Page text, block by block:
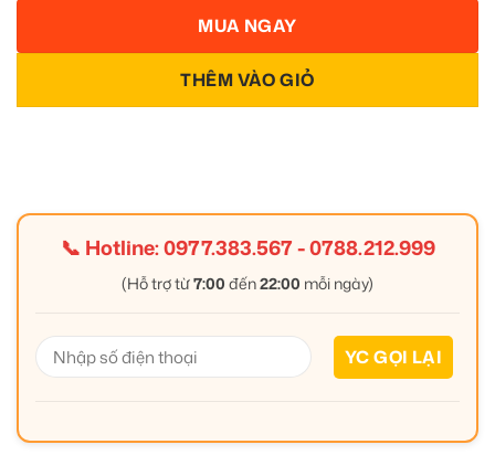
THÊM VÀO GIỎ
MUA NGAY
📞 Hotline:0977.383.567-0788.212.999
(Hỗ trợ từ7:00 đến22:00 mỗi ngày)